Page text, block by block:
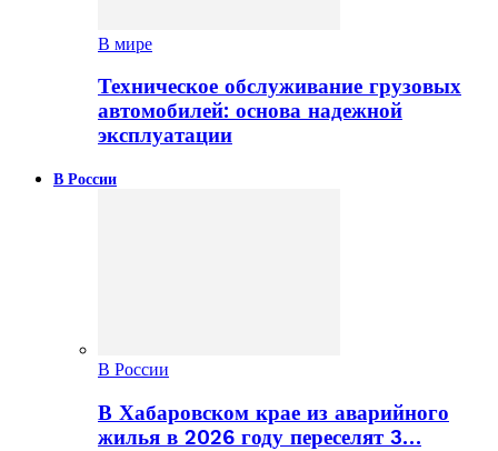
В мире
Техническое обслуживание грузовых
автомобилей: основа надежной
эксплуатации
В России
В России
В Хабаровском крае из аварийного
жилья в 2026 году переселят 3…